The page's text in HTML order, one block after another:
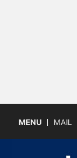
MENU MAIL